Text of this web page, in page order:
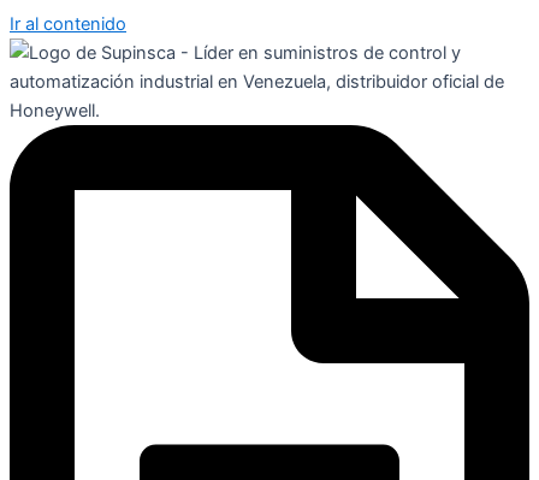
Ir al contenido